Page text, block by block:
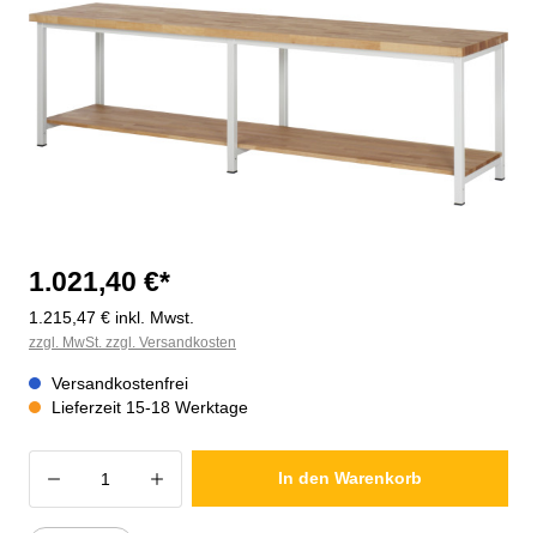
1.021,40 €*
1.215,47 € inkl. Mwst.
zzgl. MwSt. zzgl. Versandkosten
Versandkostenfrei
Lieferzeit 15-18 Werktage
Produkt Anzahl: Gib den gewünschten
In den Warenkorb